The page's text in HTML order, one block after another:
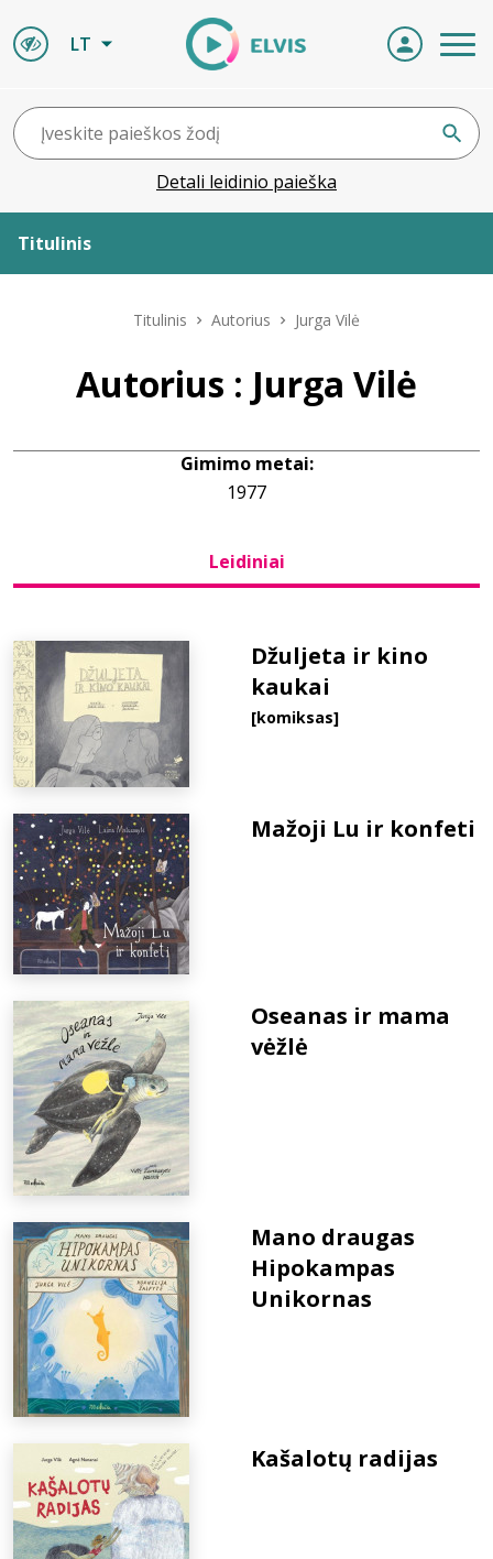
LT
Detali leidinio paieška
Titulinis
Leidiniai
Titulinis Autorius Jurga Vilė
Autorius : Jurga Vilė
Gimimo metai:
1977
Leidiniai
Džuljeta ir kino
kaukai
[komiksas]
Mažoji Lu ir konfeti
Oseanas ir mama
vėžlė
Mano draugas
Hipokampas
Unikornas
Kašalotų radijas